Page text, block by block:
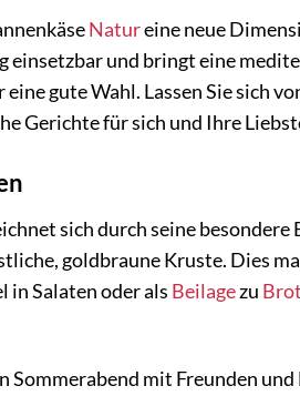
Natureine neue
einsetzbar und bringt eine
gute Wahl. Lassen Sie sich
Gerichte für sich und Ihre
sich durch seine
goldbraune Kruste. Dies
in Salaten oder als Beilagezu Brot
Sommerabend mit Freunden und